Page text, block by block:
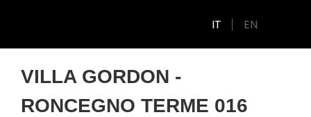
IT EN
VILLA GORDON -
RONCEGNO TERME 016